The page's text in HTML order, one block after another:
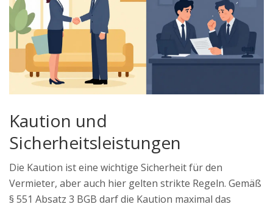
Kaution und
Sicherheitsleistungen
Die Kaution ist eine wichtige Sicherheit für den
Vermieter, aber auch hier gelten strikte Regeln. Gemäß
§ 551 Absatz 3 BGB darf die Kaution maximal das